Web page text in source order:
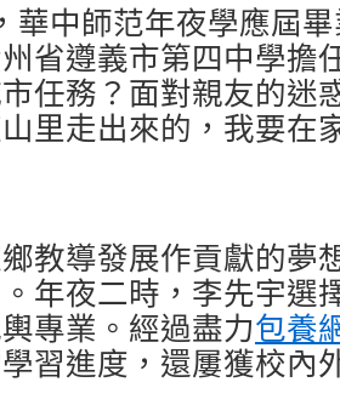
華中師范年夜學應屆
省遵義市第四中學擔
任務？面對親友的迷
里走出來的，我要在
教導發展作貢獻的夢
年夜二時，李先宇選
專業。經過盡力包養
習進度，還屢獲校內